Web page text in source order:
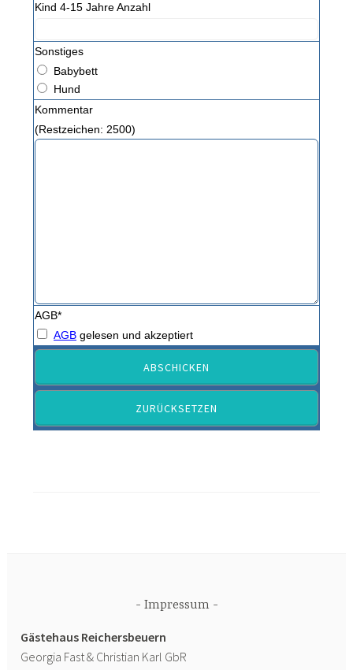
Kind 4-15 Jahre Anzahl
Sonstiges
Babybett
Hund
Kommentar
(Restzeichen: 2500)
AGB*
AGB gelesen und akzeptiert
Impressum
Gästehaus Reichersbeuern
Georgia Fast & Christian Karl GbR